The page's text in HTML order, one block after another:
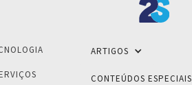
ARTIGOS
CONTEÚDOS ESPECIAIS